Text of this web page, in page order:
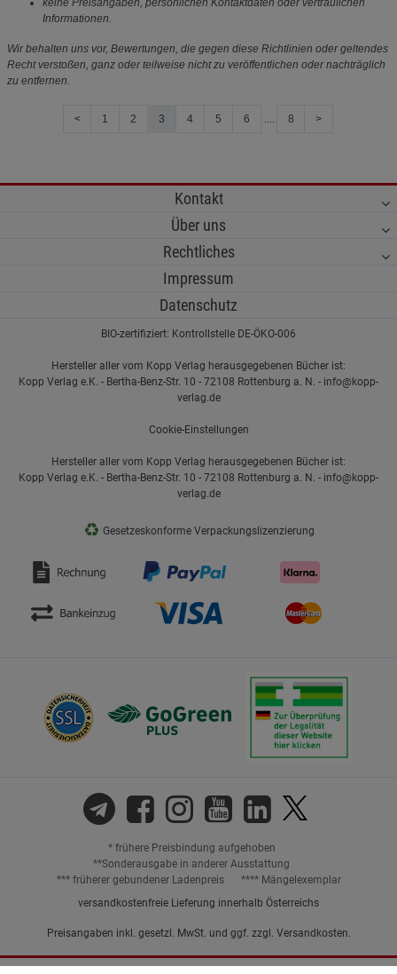
Informationen.
Wir behalten uns vor, Bewertungen, die gegen diese Richtlinien oder geltendes
Recht verstoßen, ganz oder teilweise nicht zu veröffentlichen oder nachträglich
zu entfernen.
< 1 2 3 4 5 6 8 >
Kontakt
Über uns
Rechtliches
Impressum
Datenschutz
BIO-zertifiziert: Kontrollstelle DE-ÖKO-006
Hersteller aller vom Kopp Verlag herausgegebenen Bücher ist:
Kopp Verlag e.K. - Bertha-Benz-Str. 10 - 72108 Rottenburg a. N. - info@kopp-
verlag.de
Cookie-Einstellungen
Hersteller aller vom Kopp Verlag herausgegebenen Bücher ist:
Kopp Verlag e.K. - Bertha-Benz-Str. 10 - 72108 Rottenburg a. N. - info@kopp-
verlag.de
♻ Gesetzeskonforme Verpackungslizenzierung
* frühere Preisbindung aufgehoben
**Sonderausgabe in anderer Ausstattung
*** früherer gebundener Ladenpreis
**** Mängelexemplar
versandkostenfreie Lieferung innerhalb Österreichs
Preisangaben inkl. gesetzl. MwSt. und ggf. zzgl. Versandkosten.